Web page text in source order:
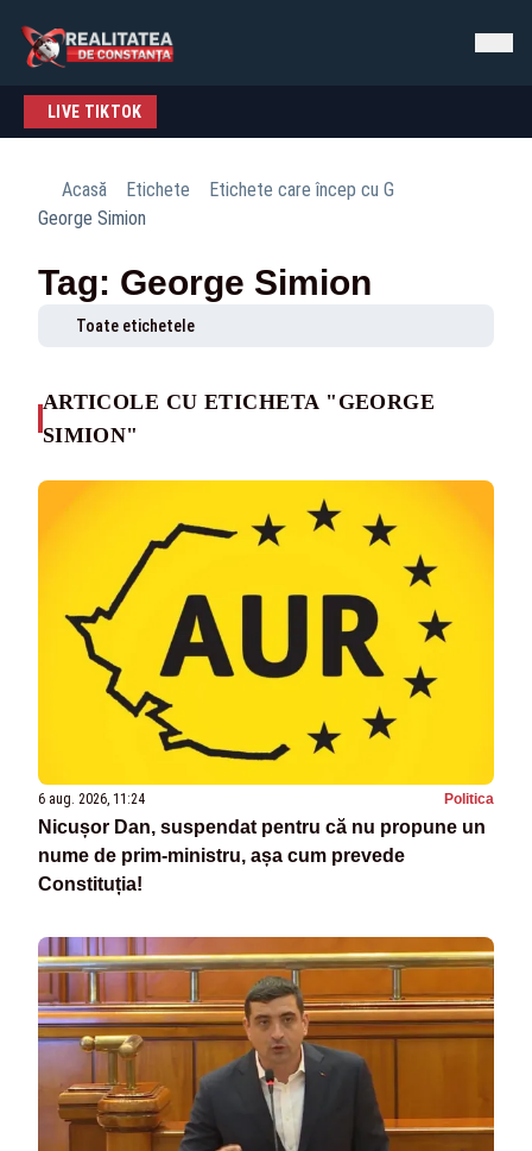
LIVE TIKTOK
Acasă Etichete
Etichete care încep cu G
George Simion
Tag: George Simion
Toate etichetele
ARTICOLE CU ETICHETA "GEORGE
SIMION"
6 aug. 2026, 11:24 Politica
Nicușor Dan, suspendat pentru că nu propune un
nume de prim-ministru, așa cum prevede
Constituția!